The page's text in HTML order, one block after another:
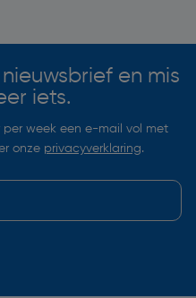
en mis
iets.
week een e-mail vol met
onze privacyverklaring.